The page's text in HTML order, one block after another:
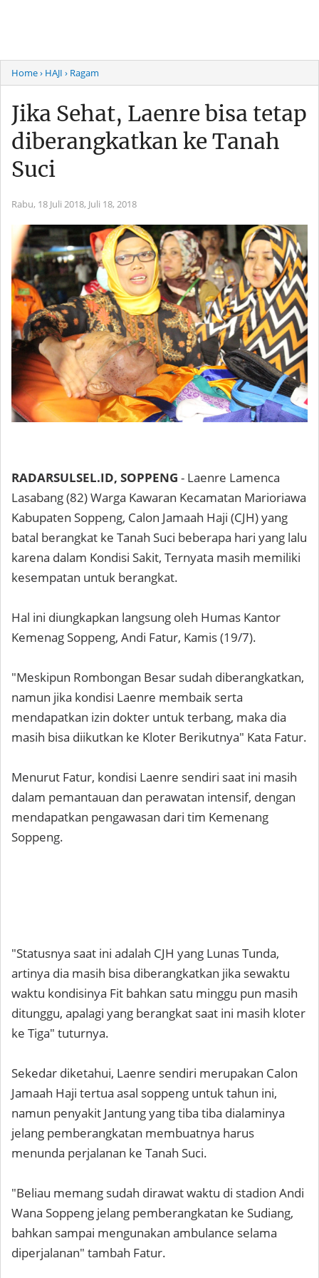
Home› HAJI › Ragam
Jika Sehat, Laenre bisa tetap
diberangkatkan ke Tanah
Suci
Rabu, 18 Juli 2018, Juli 18, 2018
RADARSULSEL.ID, SOPPENG - Laenre Lamenca
Lasabang (82) Warga Kawaran Kecamatan Marioriawa
Kabupaten Soppeng, Calon Jamaah Haji (CJH) yang
batal berangkat ke Tanah Suci beberapa hari yang lalu
karena dalam Kondisi Sakit, Ternyata masih memiliki
kesempatan untuk berangkat.
Hal ini diungkapkan langsung oleh Humas Kantor
Kemenag Soppeng, Andi Fatur, Kamis (19/7).
"Meskipun Rombongan Besar sudah diberangkatkan,
namun jika kondisi Laenre membaik serta
mendapatkan izin dokter untuk terbang, maka dia
masih bisa diikutkan ke Kloter Berikutnya" Kata Fatur.
Menurut Fatur, kondisi Laenre sendiri saat ini masih
dalam pemantauan dan perawatan intensif, dengan
mendapatkan pengawasan dari tim Kemenang
Soppeng.
"Statusnya saat ini adalah CJH yang Lunas Tunda,
artinya dia masih bisa diberangkatkan jika sewaktu
waktu kondisinya Fit bahkan satu minggu pun masih
ditunggu, apalagi yang berangkat saat ini masih kloter
ke Tiga" tuturnya.
Sekedar diketahui, Laenre sendiri merupakan Calon
Jamaah Haji tertua asal soppeng untuk tahun ini,
namun penyakit Jantung yang tiba tiba dialaminya
jelang pemberangkatan membuatnya harus
menunda perjalanan ke Tanah Suci.
"Beliau memang sudah dirawat waktu di stadion Andi
Wana Soppeng jelang pemberangkatan ke Sudiang,
bahkan sampai mengunakan ambulance selama
diperjalanan" tambah Fatur.